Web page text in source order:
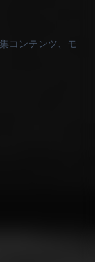
コンテンツ、モ